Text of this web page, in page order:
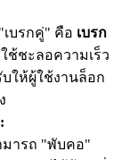
บรกคู่" คือ เบรก
ช้ชะลอความเร็ว
ให้ผู้ใช้งานล็อก
ารถ "พับคอ"